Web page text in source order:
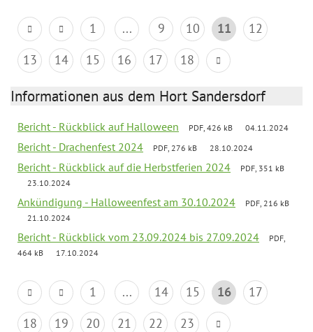
1 ... 9 10 11
12
13
14 15 16 17 18
Informationen aus dem Hort Sandersdorf
Bericht - Rückblick auf Halloween PDF, 426 kB 04.11.2024
Bericht - Drachenfest 2024 PDF, 276 kB 28.10.2024
Bericht - Rückblick auf die Herbstferien 2024
PDF, 351 kB
23.10.2024
Ankündigung - Halloweenfest am 30.10.2024
PDF, 216 kB
21.10.2024
Bericht - Rückblick vom 23.09.2024 bis 27.09.2024
PDF,
464 kB
17.10.2024
1 ... 14 15 16
17
18
19 20 21 22 23